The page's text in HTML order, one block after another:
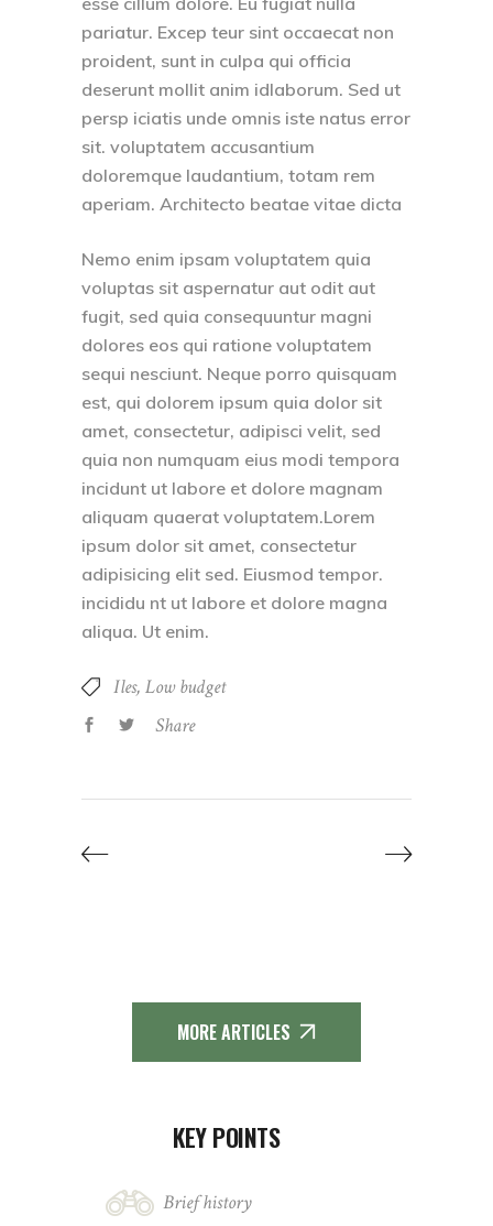
pariatur. Excep teur sint occaecat non
proident, sunt in culpa qui officia
deserunt mollit anim idlaborum. Sed ut
persp iciatis unde omnis iste natus error
sit. voluptatem accusantium
doloremque laudantium, totam rem
aperiam. Architecto beatae vitae dicta
Nemo enim ipsam voluptatem quia
voluptas sit aspernatur aut odit aut
fugit, sed quia consequuntur magni
dolores eos qui ratione voluptatem
sequi nesciunt. Neque porro quisquam
est, qui dolorem ipsum quia dolor sit
amet, consectetur, adipisci velit, sed
quia non numquam eius modi tempora
incidunt ut labore et dolore magnam
aliquam quaerat voluptatem.Lorem
ipsum dolor sit amet, consectetur
adipisicing elit sed. Eiusmod tempor.
incididu nt ut labore et dolore magna
aliqua. Ut enim.
Iles Low budget
Share
MORE ARTICLES
KEY POINTS
Brief history